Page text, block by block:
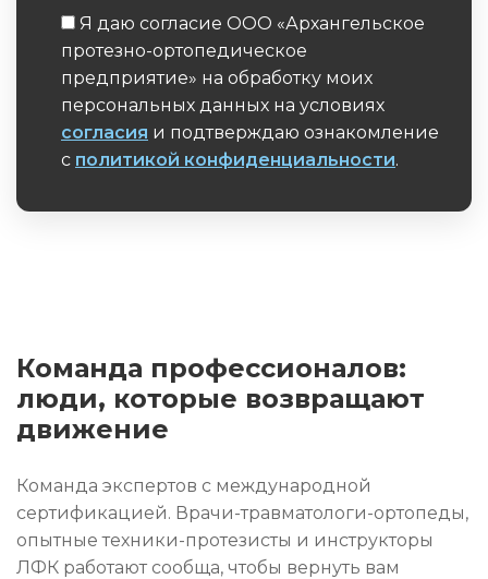
Я даю согласие ООО «Архангельское
протезно-ортопедическое
предприятие» на обработку моих
персональных данных на условиях
согласия и подтверждаю ознакомление
с политикой конфиденциальности.
Команда профессионалов:
люди, которые возвращают
движение
Команда экспертов с международной
сертификацией. Врачи-травматологи-ортопеды,
опытные техники-протезисты и инструкторы
ЛФК работают сообща, чтобы вернуть вам